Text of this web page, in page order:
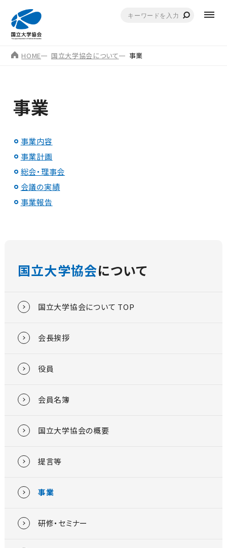
HOME 国立大学協会について 事業
事業
事業内容
事業計画
総会・理事会
会議の実績
事業報告
国立大学協会について
国立大学協会について TOP
会長挨拶
役員
会員名簿
国立大学協会の概要
提言等
事業
研修・セミナー